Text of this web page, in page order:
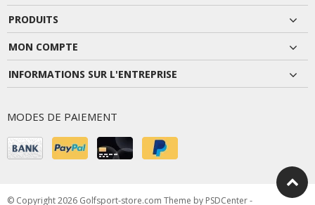
PRODUITS
MON COMPTE
INFORMATIONS SUR L'ENTREPRISE
MODES DE PAIEMENT
© Copyright 2026 Golfsport-store.com Theme by PSDCenter-